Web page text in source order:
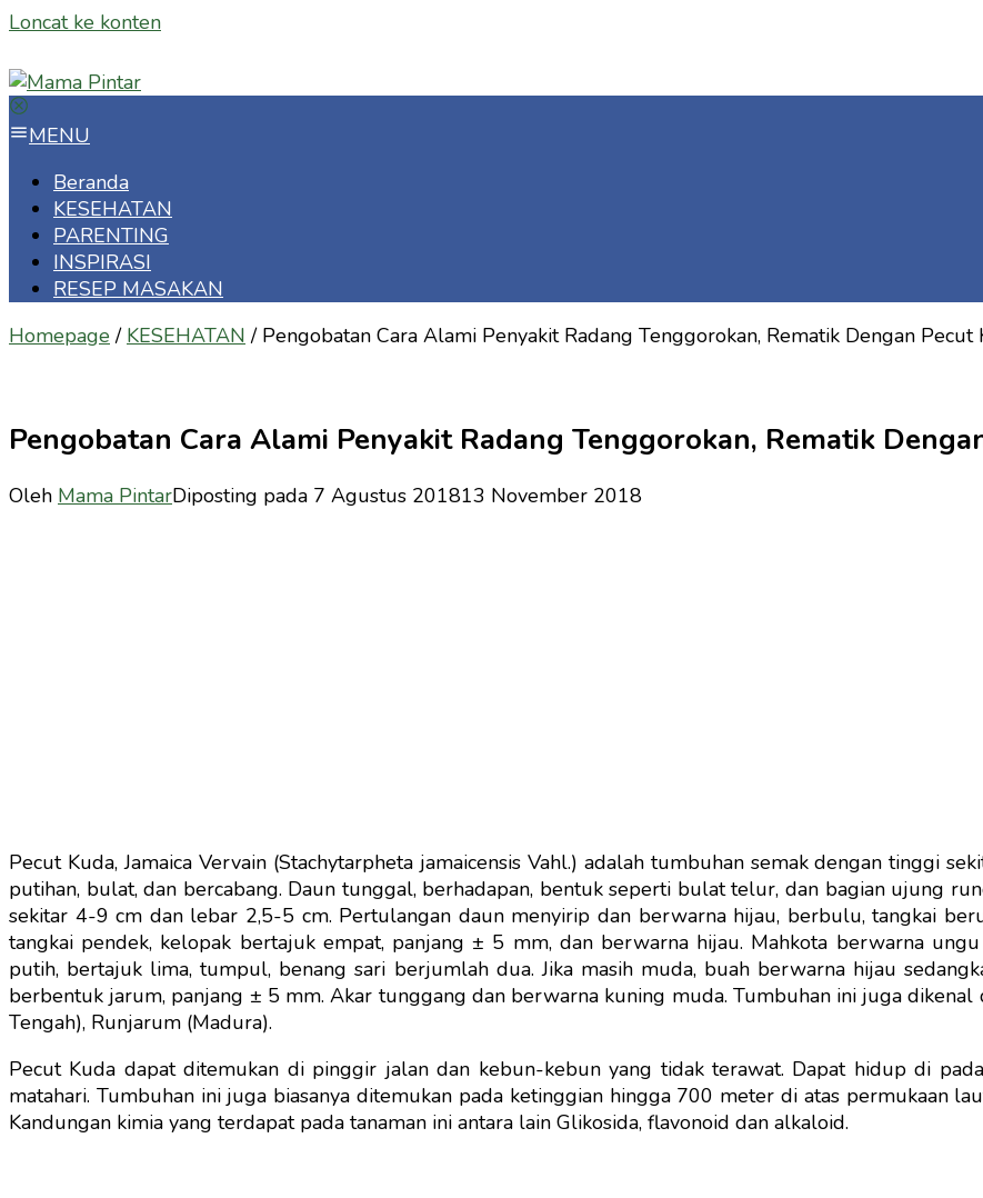
Loncat ke konten
MENU
Beranda
KESEHATAN
PARENTING
INSPIRASI
RESEP MASAKAN
Homepage / KESEHATAN / Pengobatan Cara Alami Penyakit Radang Tenggorokan, Rematik Dengan Pecut
Pengobatan Cara Alami Penyakit Radang Tenggorokan, Rematik
Oleh Mama PintarDiposting pada 7 Agustus 201813 November 2018
Pecut Kuda, Jamaica Vervain (Stachytarpheta jamaicensis Vahl.) adalah tumbuhan semak dengan tinggi
putihan, bulat, dan bercabang. Daun tunggal, berhadapan, bentuk seperti bulat telur, dan bagian ujung
sekitar 4-9 cm dan lebar 2,5-5 cm. Pertulangan daun menyirip dan berwarna hijau, berbulu, tangkai
tangkai pendek, kelopak bertajuk empat, panjang ± 5 mm, dan berwarna hijau. Mahkota berwarna
putih, bertajuk lima, tumpul, benang sari berjumlah dua. Jika masih muda, buah berwarna hijau
berbentuk jarum, panjang ± 5 mm. Akar tunggang dan berwarna kuning muda. Tumbuhan ini juga dikenal
Tengah), Runjarum (Madura).
Pecut Kuda dapat ditemukan di pinggir jalan dan kebun-kebun yang tidak terawat. Dapat hidup di
matahari. Tumbuhan ini juga biasanya ditemukan pada ketinggian hingga 700 meter di atas permukaan
Kandungan kimia yang terdapat pada tanaman ini antara lain Glikosida, flavonoid dan alkaloid.